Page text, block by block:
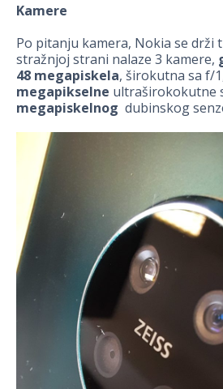
Kamere
Po pitanju kamera, Nokia se drži
stražnjoj strani nalaze 3 kamere,
48 megapiskela, širokutna sa f/
megapikselne ultraširokokutne
megapiskelnog dubinskog